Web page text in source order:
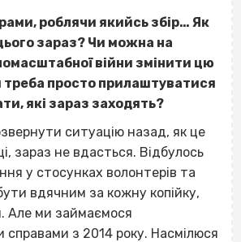
роблячи якийсь збір… Як
зараз? Чи можна на
війни змінити цю
треба просто прилаштуватися
які зараз заходять?
ситуацію назад, як це
зараз не вдасться. Відбулось
у стосунках волонтерів та
вдячним за кожну копійку,
Але ми займаємося
справами з 2014 року. Насмілюся